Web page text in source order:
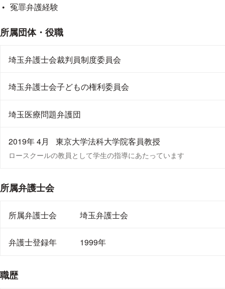
また、相談者の方に交通の便が良い場所の貸会議室等
冤罪弁護経験
所属団体・役職
埼玉弁護士会裁判員制度委員会
埼玉弁護士会子どもの権利委員会
埼玉医療問題弁護団
2019年 4月 東京大学法科大学院客員教授
ロースクールの教員として学生の指導にあたっています
所属弁護士会
所属弁護士会 埼玉弁護士会
弁護士登録年 1999年
職歴